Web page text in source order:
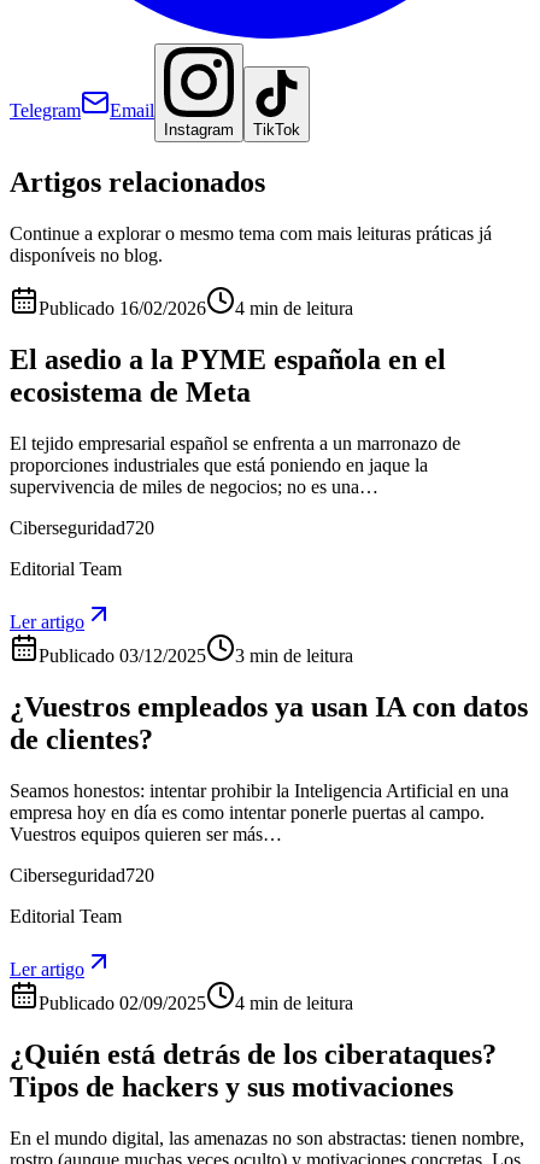
Telegram Email
Instagram TikTok
Artigos relacionados
Continue a explorar o mesmo tema com mais leituras práticas já
disponíveis no blog.
Publicado 16/02/2026 4 min de leitura
El asedio a la PYME española en el
ecosistema de Meta
El tejido empresarial español se enfrenta a un marronazo de
proporciones industriales que está poniendo en jaque la
supervivencia de miles de negocios; no es una…
Ciberseguridad720
Editorial Team
Ler artigo
Publicado 03/12/2025 3 min de leitura
¿Vuestros empleados ya usan IA con datos
de clientes?
Seamos honestos: intentar prohibir la Inteligencia Artificial en una
empresa hoy en día es como intentar ponerle puertas al campo.
Vuestros equipos quieren ser más…
Ciberseguridad720
Editorial Team
Ler artigo
Publicado 02/09/2025 4 min de leitura
¿Quién está detrás de los ciberataques?
Tipos de hackers y sus motivaciones
En el mundo digital, las amenazas no son abstractas: tienen nombre,
rostro (aunque muchas veces oculto) y motivaciones concretas. Los